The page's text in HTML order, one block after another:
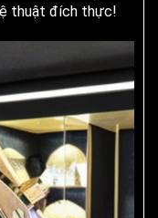
thuật đích thực!